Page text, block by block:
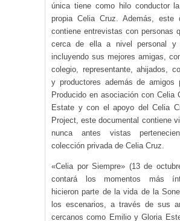
única tiene como hilo conductor
propia Celia Cruz. Además, este
contiene entrevistas con personas
cerca de ella a nivel personal y
incluyendo sus mejores amigas,
colegio, representante, ahijados,
y productores además de amigos
Producido en asociación con Celia
Estate y con el apoyo del Celia
Project, este documental contiene
nunca antes vistas
colección privada de Celia Cruz.
«Celia por Siempre» (13 de
contará los momentos más
hicieron parte de la vida de la
los escenarios, a través de sus
cercanos como Emilio y Gloria